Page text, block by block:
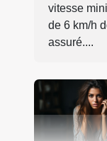
vitesse
de 6 km/h
assuré....